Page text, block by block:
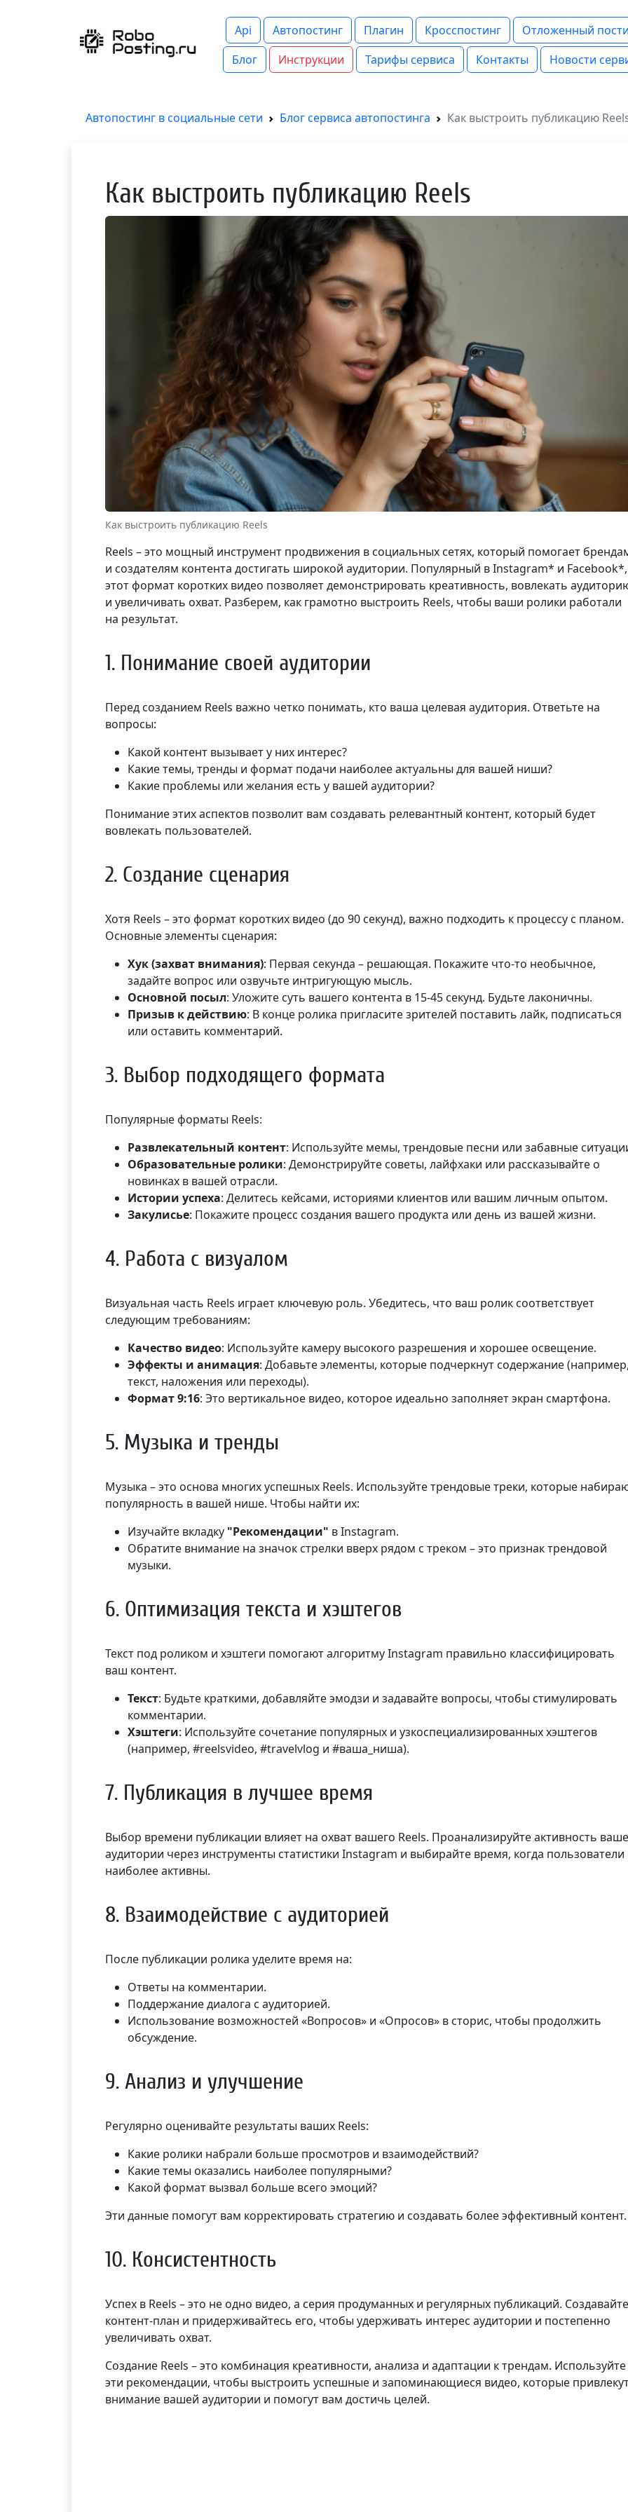
Api Автопостинг Плагин Кросспостинг
Отложенный
Блог
Инструкции Тарифы сервиса Контакты Новости
Автопостинг в социальные сети Блог сервиса автопостинга Как выстроить публикацию
Как выстроить публикацию Reels
Как выстроить публикацию Reels
Reels – это мощный инструмент продвижения в социальных сетях, который помогает
и создателям контента достигать широкой аудитории. Популярный в Instagram* и Facebook*,
этот формат коротких видео позволяет демонстрировать креативность, вовлекать
и увеличивать охват. Разберем, как грамотно выстроить Reels, чтобы ваши ролики работали
на результат.
1. Понимание своей аудитории
Перед созданием Reels важно четко понимать, кто ваша целевая аудитория. Ответьте на
вопросы:
Какой контент вызывает у них интерес?
Какие темы, тренды и формат подачи наиболее актуальны для вашей ниши?
Какие проблемы или желания есть у вашей аудитории?
Понимание этих аспектов позволит вам создавать релевантный контент, который будет
вовлекать пользователей.
2. Создание сценария
Хотя Reels – это формат коротких видео (до 90 секунд), важно подходить к процессу с планом.
Основные элементы сценария:
Хук (захват внимания): Первая секунда – решающая. Покажите что-то необычное,
задайте вопрос или озвучьте интригующую мысль.
Основной посыл: Уложите суть вашего контента в 15-45 секунд. Будьте лаконичны.
Призыв к действию: В конце ролика пригласите зрителей поставить лайк, подписаться
или оставить комментарий.
3. Выбор подходящего формата
Популярные форматы Reels:
Развлекательный контент: Используйте мемы, трендовые песни или забавные
Образовательные ролики: Демонстрируйте советы, лайфхаки или рассказывайте о
новинках в вашей отрасли.
Истории успеха: Делитесь кейсами, историями клиентов или вашим личным опытом.
Закулисье: Покажите процесс создания вашего продукта или день из вашей жизни.
4. Работа с визуалом
Визуальная часть Reels играет ключевую роль. Убедитесь, что ваш ролик соответствует
следующим требованиям:
Качество видео: Используйте камеру высокого разрешения и хорошее освещение.
Эффекты и анимация: Добавьте элементы, которые подчеркнут содержание
текст, наложения или переходы).
Формат 9:16: Это вертикальное видео, которое идеально заполняет экран смартфона.
5. Музыка и тренды
Музыка – это основа многих успешных Reels. Используйте трендовые треки, которые
популярность в вашей нише. Чтобы найти их:
Изучайте вкладку "Рекомендации" в Instagram.
Обратите внимание на значок стрелки вверх рядом с треком – это признак трендовой
музыки.
6. Оптимизация текста и хэштегов
Текст под роликом и хэштеги помогают алгоритму Instagram правильно классифицировать
ваш контент.
Текст: Будьте краткими, добавляйте эмодзи и задавайте вопросы, чтобы стимулировать
комментарии.
Хэштеги: Используйте сочетание популярных и узкоспециализированных хэштегов
(например, #reelsvideo, #travelvlog и #ваша_ниша).
7. Публикация в лучшее время
Выбор времени публикации влияет на охват вашего Reels. Проанализируйте активность
аудитории через инструменты статистики Instagram и выбирайте время, когда пользователи
наиболее активны.
8. Взаимодействие с аудиторией
После публикации ролика уделите время на:
Ответы на комментарии.
Поддержание диалога с аудиторией.
Использование возможностей «Вопросов» и «Опросов» в сторис, чтобы продолжить
обсуждение.
9. Анализ и улучшение
Регулярно оценивайте результаты ваших Reels:
Какие ролики набрали больше просмотров и взаимодействий?
Какие темы оказались наиболее популярными?
Какой формат вызвал больше всего эмоций?
Эти данные помогут вам корректировать стратегию и создавать более эффективный контент.
10. Консистентность
Успех в Reels – это не одно видео, а серия продуманных и регулярных публикаций. Создавайте
контент-план и придерживайтесь его, чтобы удерживать интерес аудитории и постепенно
увеличивать охват.
Создание Reels – это комбинация креативности, анализа и адаптации к трендам. Используйте
эти рекомендации, чтобы выстроить успешные и запоминающиеся видео, которые
внимание вашей аудитории и помогут вам достичь целей.